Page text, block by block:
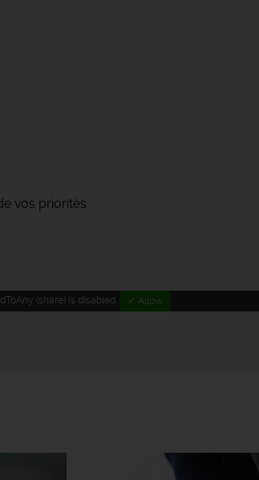
vos priorités
(share) is disabled. ✓ Allow